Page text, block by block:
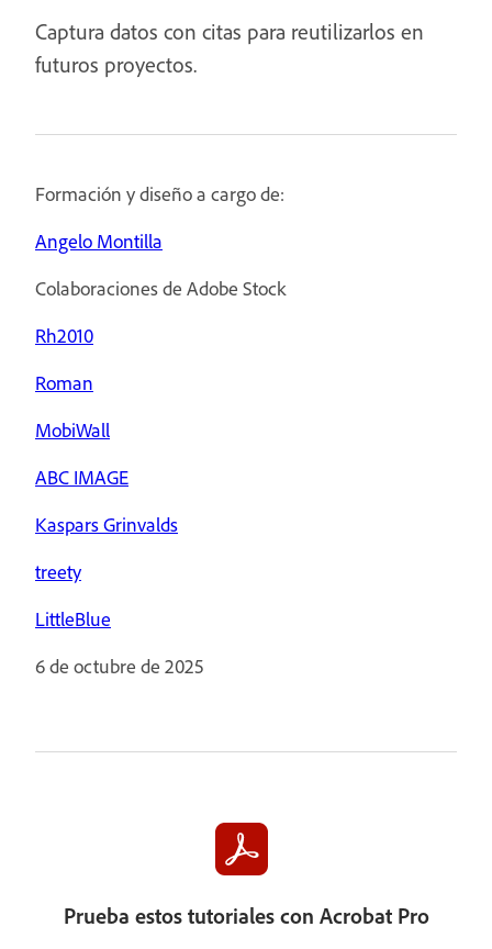
Captura datos con citas para reutilizarlos en
futuros proyectos.
Formación y diseño a cargo de:
Angelo Montilla
Colaboraciones de Adobe Stock
Rh2010
Roman
MobiWall
ABC IMAGE
Kaspars Grinvalds
treety
LittleBlue
6 de octubre de 2025
Prueba estos tutoriales con Acrobat Pro